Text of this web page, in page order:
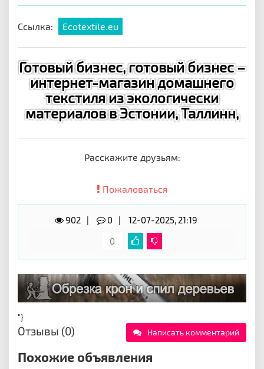
Ссылка: Ecotextile.eu
Готовый бизнес, готовый бизнес –
интернет-магазин домашнего
текстиля из экологически
материалов в Эстонии, Таллинн,
Расскажите друзьям:
Пожаловаться
902 0
12-07-2025, 21:19
0
"}
Отзывы (0) Написать комментарий
Похожие объявления